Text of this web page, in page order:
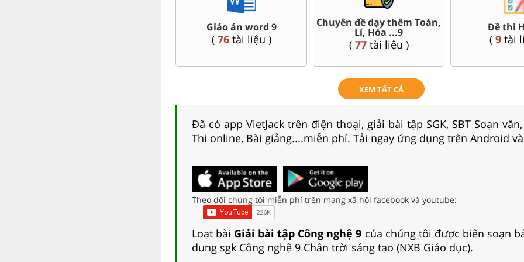
Chuyên đề dạy thêm Toán,
Lí, Hóa ...9
(77
Đề thi HSG 9
( 9
Đề
XEM TẤT CẢ
Đã có app VietJack trên điện thoại, giải bài tập SGK, SBT Soạn
Thi online, Bài giảng....miễn phí. Tải ngay ứng dụng trên Android và
Theo dõi chúng tôi miễn phí trên mạng xã hội facebook và youtube:
Loạt bài Giải bài tập Công nghệ 9 của chúng tôi được biên soạn
dung sgk Công nghệ 9 Chân trời sáng tạo (NXB Giáo dục).